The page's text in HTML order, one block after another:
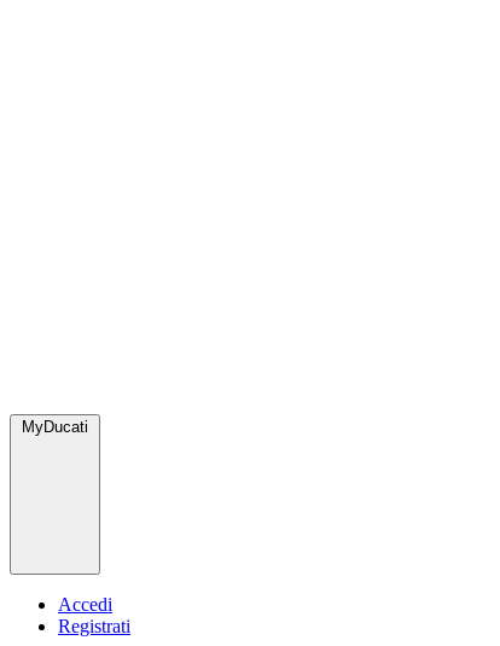
MyDucati
Accedi
Registrati